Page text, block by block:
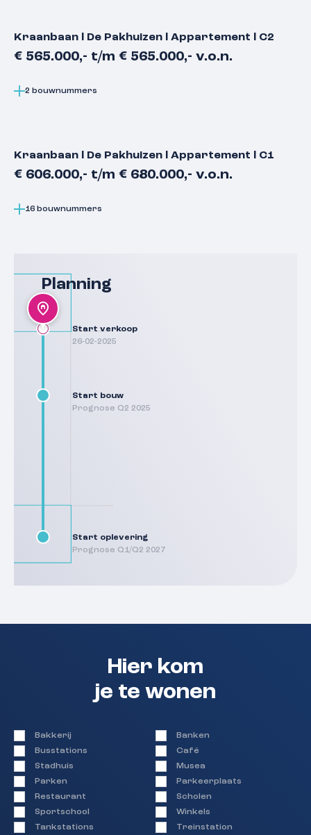
Kraanbaan l De Pakhuizen l Appartement l C2
€ 565.000,- t/m € 565.000,- v.o.n.
2 bouwnummers
Kraanbaan l De Pakhuizen l Appartement l C1
€ 606.000,- t/m € 680.000,- v.o.n.
16 bouwnummers
Planning
Start verkoop
26-02-2025
Start bouw
Prognose Q2 2025
Start oplevering
Prognose Q1/Q2 2027
Hier kom
je te wonen
Bakkerij
Banken
Busstations
Café
Stadhuis
Musea
Parken
Parkeerplaats
Restaurant
Scholen
Sportschool
Winkels
Tankstations
Treinstation